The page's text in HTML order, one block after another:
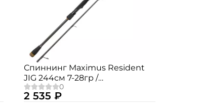
Спиннинг Maximus Resident
JIG 244см 7-28гр /
MJSSRE244M
2 535 ₽